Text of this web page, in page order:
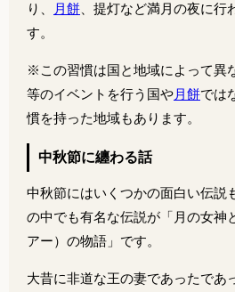
り、
月餅 、提灯など満月の夜に行
す。
※この習慣は国と地域によって異
等のイベントを行う国や月餅では
慣を持った地域もあります。
中秋節に纏わる話
中秋節にはいくつかの面白い伝説
の中でも有名な伝説が「月の女神
アー）の物語」です。
大昔に非道な王の妻であったであ